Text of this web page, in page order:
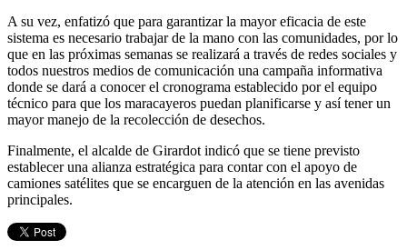
A su vez, enfatizó que para garantizar la mayor eficacia de este
sistema es necesario trabajar de la mano con las comunidades, por lo
que en las próximas semanas se realizará a través de redes sociales y
todos nuestros medios de comunicación una campaña informativa
donde se dará a conocer el cronograma establecido por el equipo
técnico para que los maracayeros puedan planificarse y así tener un
mayor manejo de la recolección de desechos.
Finalmente, el alcalde de Girardot indicó que se tiene previsto
establecer una alianza estratégica para contar con el apoyo de
camiones satélites que se encarguen de la atención en las avenidas
principales.